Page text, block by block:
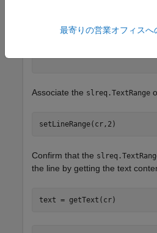
lines = 1×2
Associate the slreq.TextRange
setLineRange(cr,2)
Confirm that the
the line by getting the text
text = getText(cr)
最寄りの営業オフィスへ